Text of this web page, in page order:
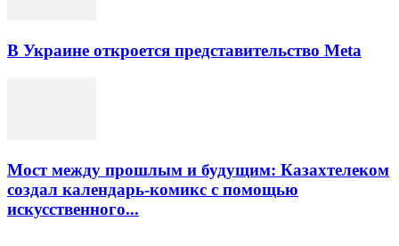
В Украине откроется представительство Meta
Мост между прошлым и будущим: Казахтелеком
создал календарь-комикс с помощью
искусственного...